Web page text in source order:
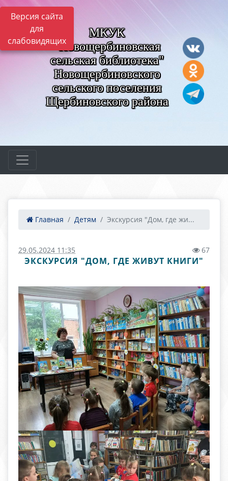
Версия сайта
для
слабовидящих
МКУК
"Новощербиновская
сельская библиотека"
Новощербиновского
сельского поселения
Щербиновского района
Главная Детям Экскурсия "Дом, где жи...
29.05.2024 11:35 67
ЭКСКУРСИЯ "ДОМ, ГДЕ ЖИВУТ КНИГИ"